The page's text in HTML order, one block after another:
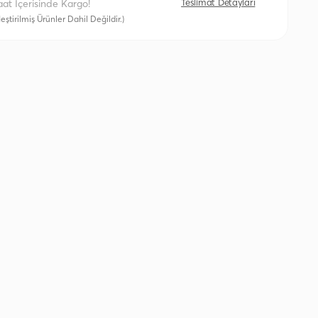
İçerisinde Kargo!
Ürünler Dahil Değildir.)